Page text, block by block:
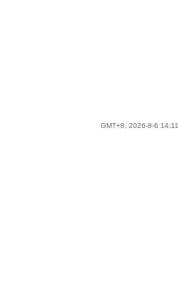
GMT+8, 2026-8-6 14:11